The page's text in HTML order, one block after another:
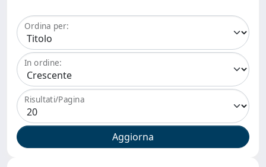
Ordina per:
In ordine:
Risultati/Pagina